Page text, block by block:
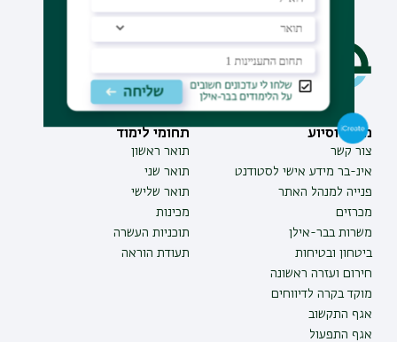
מידע וסיוע
צור קשר
אינ-בר מידע אישי לסטודנט
פנייה למנהל האתר
מכרזים
משרות בבר-אילן
ביטחון ובטיחות
חירום ועזרה ראשונה
מוקד בקרה לדיווחים
אגף התקשוב
אגף התפעול
תחומי לימוד
תואר ראשון
תואר שני
תואר שלישי
מכינות
תוכניות העשרה
תעודת הוראה